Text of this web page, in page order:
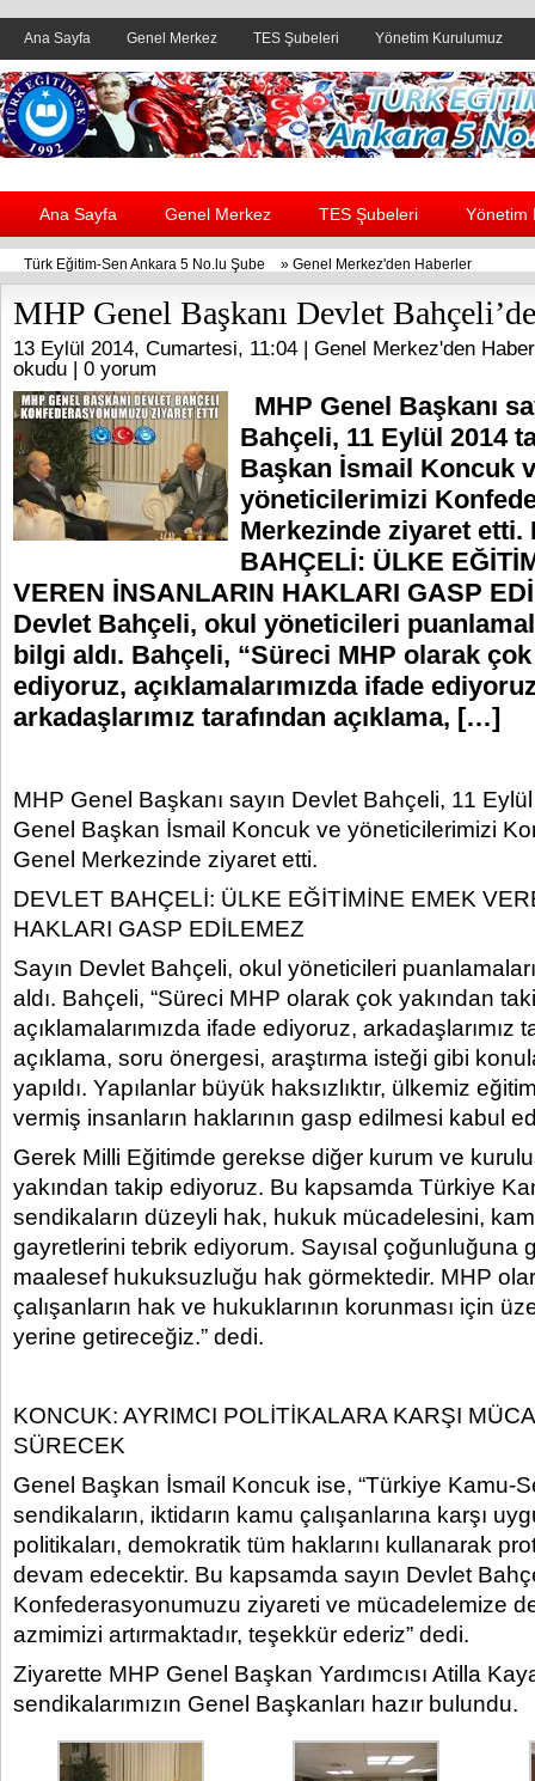
Ana Sayfa Genel Merkez TES Şubeleri Yönetim Kurulumuz
Header yanı reklam alanı
Ana Sayfa Genel Merkez TES Şubeleri Yönetim
Türk Eğitim-Sen Ankara 5 No.lu Şube » Genel Merkez'den Haberler
MHP Genel Başkanı Devlet
13 Eylül 2014, Cumartesi, 11:04 | Genel Merkez'den
okudu | 0 yorum
MHP Genel Başkanı
Bahçeli, 11 Eylül 2014
Başkan İsmail Koncuk
yöneticilerimizi
Merkezinde ziyaret etti.
BAHÇELİ: ÜLKE
VEREN İNSANLARIN HAKLARI GASP
Devlet Bahçeli, okul yöneticileri
bilgi aldı. Bahçeli, “Süreci MHP olarak
ediyoruz, açıklamalarımızda ifade
arkadaşlarımız tarafından açıklama, […]
MHP Genel Başkanı sayın Devlet Bahçeli, 11
Genel Başkan İsmail Koncuk ve yöneticilerimizi
Genel Merkezinde ziyaret etti.
DEVLET BAHÇELİ: ÜLKE EĞİTİMİNE EMEK
HAKLARI GASP EDİLEMEZ
Sayın Devlet Bahçeli, okul yöneticileri
aldı. Bahçeli, “Süreci MHP olarak çok yakından
açıklamalarımızda ifade ediyoruz, arkadaşlarımız
açıklama, soru önergesi, araştırma isteği gibi
yapıldı. Yapılanlar büyük haksızlıktır, ülkemiz
vermiş insanların haklarının gasp edilmesi kabul
Gerek Milli Eğitimde gerekse diğer kurum ve
yakından takip ediyoruz. Bu kapsamda Türkiye
sendikaların düzeyli hak, hukuk mücadelesini,
gayretlerini tebrik ediyorum. Sayısal çoğunluğuna
maalesef hukuksuzluğu hak görmektedir. MHP
çalışanların hak ve hukuklarının korunması için
yerine getireceğiz.” dedi.
KONCUK: AYRIMCI POLİTİKALARA KARŞI
SÜRECEK
Genel Başkan İsmail Koncuk ise, “Türkiye Kamu-
sendikaların, iktidarın kamu çalışanlarına karşı
politikaları, demokratik tüm haklarını kullanarak
devam edecektir. Bu kapsamda sayın Devlet
Konfederasyonumuzu ziyareti ve mücadelemize
azmimizi artırmaktadır, teşekkür ederiz” dedi.
Ziyarette MHP Genel Başkan Yardımcısı Atilla
sendikalarımızın Genel Başkanları hazır bulundu.